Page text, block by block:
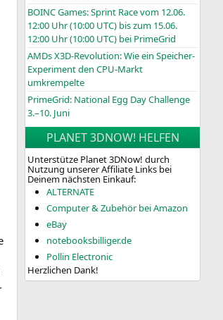
BOINCGames: Sprint Race vom 12.06.
12:00 Uhr (10:00 UTC) bis zum 15.06.
12:00 Uhr (10:00 UTC) bei PrimeGrid
AMDs X3D-Revolution: Wie ein Speicher-
Experiment den CPU-Markt
umkrempelte
PrimeGrid: National Egg Day Challenge
3.–10. Juni
PLANET 3DNOW! HELFEN
Unterstütze Planet 3DNow! durch
Nutzung unserer Affiliate Links bei
Deinem nächsten Einkauf:
ALTERNATE
Computer & Zubehör bei Amazon
eBay
notebooksbilliger.de
Pollin Electronic
Herzlichen Dank!